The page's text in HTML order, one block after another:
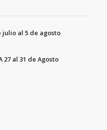
al 5 de agosto
27 al 31 de Agosto